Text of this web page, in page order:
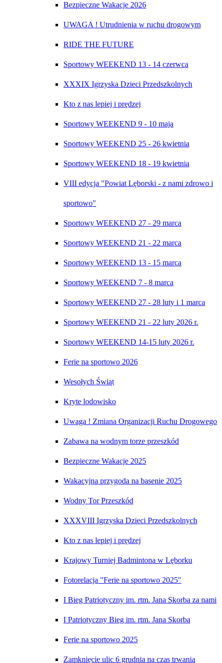
Bezpieczne Wakacje 2026
UWAGA ! Utrudnienia w ruchu drogowym
RIDE THE FUTURE
Sportowy WEEKEND 13 - 14 czerwca
XXXIX Igrzyska Dzieci Przedszkolnych
Kto z nas lepiej i prędzej
Sportowy WEEKEND 9 - 10 maja
Sportowy WEEKEND 25 - 26 kwietnia
Sportowy WEEKEND 18 - 19 kwietnia
VIII edycja "Powiat Lęborski - z nami zdrowo i
sportowo"
Sportowy WEEKEND 27 - 29 marca
Sportowy WEEKEND 21 - 22 marca
Sportowy WEEKEND 13 - 15 marca
Sportowy WEEKEND 7 - 8 marca
Sportowy WEEKEND 27 - 28 luty i 1 marca
Sportowy WEEKEND 21 - 22 luty 2026 r.
Sportowy WEEKEND 14-15 luty 2026 r.
Ferie na sportowo 2026
Wesołych Świąt
Kryte lodowisko
Uwaga ! Zmiana Organizacji Ruchu Drogowego
Zabawa na wodnym torze przeszkód
Bezpieczne Wakacje 2025
Wakacyjna przygoda na basenie 2025
Wodny Tor Przeszkód
XXXVIII Igrzyska Dzieci Przedszkolnych
Kto z nas lepiej i prędzej
Krajowy Turniej Badmintona w Lęborku
Fotorelacja "Ferie na sportowo 2025"
I Bieg Patriotyczny im. rtm. Jana Skorba za nami
I Patriotyczny Bieg im. rtm. Jana Skorba
Ferie na sportowo 2025
Zamknięcie ulic 6 grudnia na czas trwania